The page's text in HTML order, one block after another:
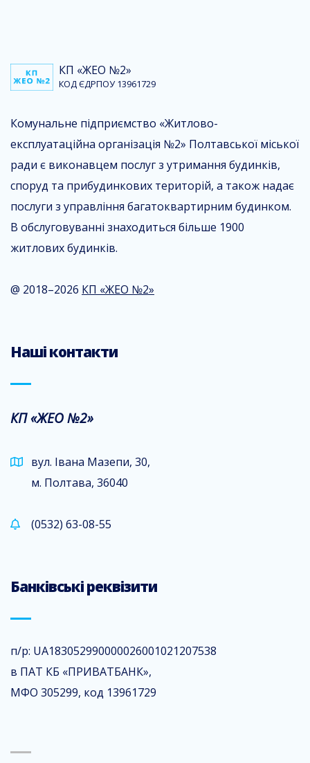
КП «ЖЕО №2»
КОД ЄДРПОУ 13961729
Комунальне підприємство «Житлово-
експлуатаційна організація №2» Полтавської міської
ради є виконавцем послуг з утримання будинків,
споруд та прибудинкових територій, а також надає
послуги з управління багатоквартирним будинком.
В обслуговуванні знаходиться більше 1900
житлових будинків.
@ 2018–2026 КП «ЖЕО №2»
Наші контакти
КП «ЖЕО №2»
вул. Івана Мазепи, 30,
м. Полтава, 36040
(0532) 63-08-55
Банківські реквізити
п/р: UA183052990000026001021207538
в ПАТ КБ «ПРИВАТБАНК»,
МФО 305299, код 13961729